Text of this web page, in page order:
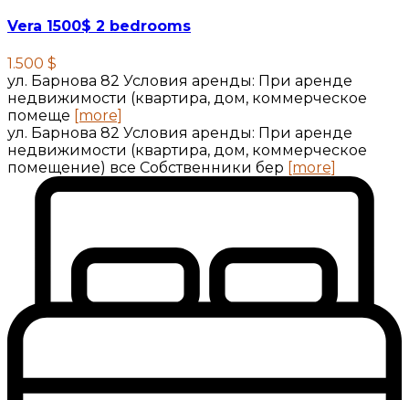
Vera 1500$ 2 bedrooms
1.500 $
ул. Барнова 82 Условия аренды: При аренде
недвижимости (квартира, дом, коммерческое
помеще [more]
ул. Барнова 82 Условия аренды: При аренде
недвижимости (квартира, дом, коммерческое
помещение) все Собственники бер [more]